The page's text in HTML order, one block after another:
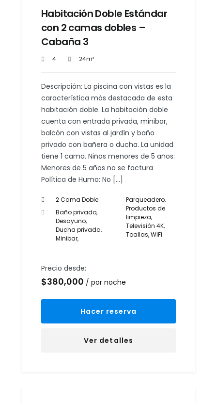
Habitación Doble Estándar
con 2 camas dobles –
Cabaña 3
4 24m²
Descripción: La piscina con vistas es la
característica más destacada de esta
habitación doble. La habitación doble
cuenta con entrada privada, minibar,
balcón con vistas al jardín y baño
privado con bañera o ducha. La unidad
tiene 1 cama. Niños menores de 5 años:
Menores de 5 años no se factura
Política de Humo: No […]
2 Cama Doble
Baño privado,
Desayuno,
Ducha privada,
Minibar,
Parqueadero,
Productos de
limpieza,
Televisión 4K,
Toallas,WiFi
Precio desde:
$380,000 por noche
Hacer reserva
Ver detalles